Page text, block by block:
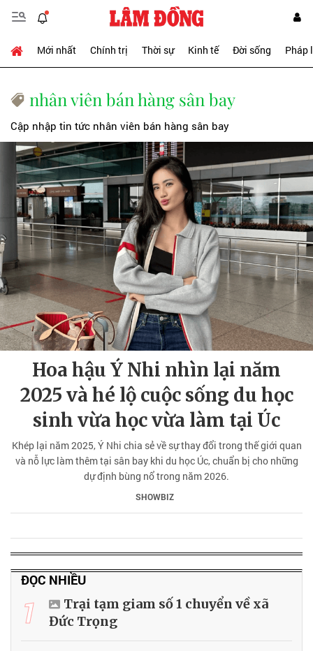
Mới nhất Chính trị Thời sự Kinh tế Đời sống Pháp
nhân viên bán hàng sân bay
Cập nhập tin tức nhân viên bán hàng sân bay
Hoa hậu Ý Nhi nhìn lại năm
2025 và hé lộ cuộc sống du học
sinh vừa học vừa làm tại Úc
Khép lại năm 2025, Ý Nhi chia sẻ về sự thay đổi trong thế giới quan
và nỗ lực làm thêm tại sân bay khi du học Úc, chuẩn bị cho những
dự định bùng nổ trong năm 2026.
SHOWBIZ
ĐỌC NHIỀU
1
Trại tạm giam số 1 chuyển về xã
Đức Trọng